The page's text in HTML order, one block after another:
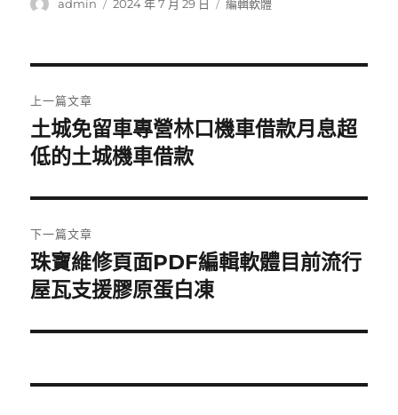
admin 2024 年 7 月 29 日 編輯軟體
章
導
覽
上一篇文章
上
一
文
章:
土城免留車專營林口機車借款月息超
低的土城機車借款
下一篇文章
下
一
文
珠寶維修頁面PDF編輯軟體目前流行
屋瓦支援膠原蛋白凍